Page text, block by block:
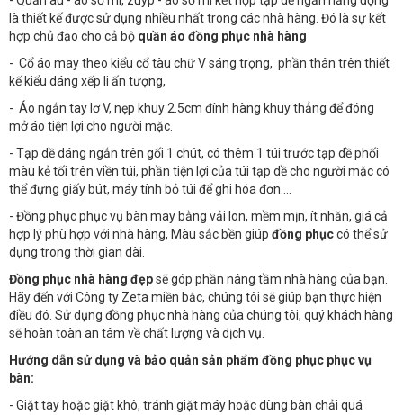
là thiết kế được sử dụng nhiều nhất trong các nhà hàng. Đó là sự kết
hợp chủ đạo cho cả bộ quần áo đồng phục nhà hàng
- Cổ áo may theo kiểu cổ tàu chữ V sáng trọng, phần thân trên thiết
kế kiểu dáng xếp li ấn tượng,
- Áo ngắn tay lơ V, nẹp khuy 2.5cm đính hàng khuy thẳng để đóng
mở áo tiện lợi cho người mặc.
- Tạp dề dáng ngắn trên gối 1 chút, có thêm 1 túi trước tạp dề phối
màu kẻ tối trên viền túi, phần tiện lợi của túi tạp dề cho người mặc có
thể đựng giấy bút, máy tính bỏ túi để ghi hóa đơn….
- Đồng phục phục vụ bàn may bằng vải lon, mềm mịn, ít nhăn, giá cả
hợp lý phù hợp với nhà hàng, Màu sắc bền giúp đồng phụccó thể sử
dụng trong thời gian dài.
Đồng phục nhà hàng đẹpsẽ góp phần nâng tầm nhà hàng của bạn.
Hãy đến với Công ty Zeta miền bắc, chúng tôi sẽ giúp bạn thực hiện
điều đó. Sử dụng đồng phục nhà hàng của chúng tôi, quý khách hàng
sẽ hoàn toàn an tâm về chất lượng và dịch vụ.
Hướng dẫn sử dụng và bảo quản sản phẩm đồng phục phục vụ
bàn:
- Giặt tay hoặc giặt khô, tránh giặt máy hoặc dùng bàn chải quá